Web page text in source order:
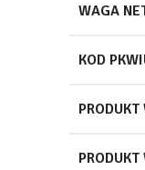
WAGA
KOD